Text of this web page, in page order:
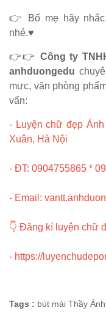
👉 Bố mẹ hãy
nhé.♥️
👉👉 Công ty
anhduongedu
mực, văn phòng
vấn:
- Luyện chữ đẹp
Xuân, Hà Nội
- ĐT: 0904755865 *
- Email:
👇 Đăng kí luyện chữ
- https://
Tags : bút mài Thầy Ánh